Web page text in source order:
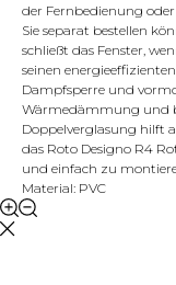
der Fernbedienung
Sie separat bestellen
schließt das Fenster,
seinen
Dampfsperre und
Wärmedämmung und
Doppelverglasung hilft
das Roto Designo R4
und einfach zu
Material: PVC